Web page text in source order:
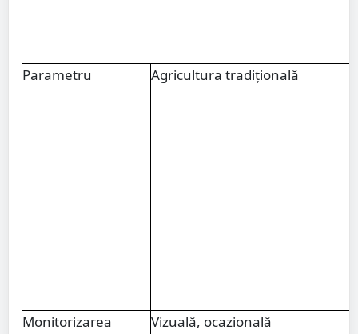
Parametru Agricultura tradițională
Monitorizarea
Vizuală, ocazională